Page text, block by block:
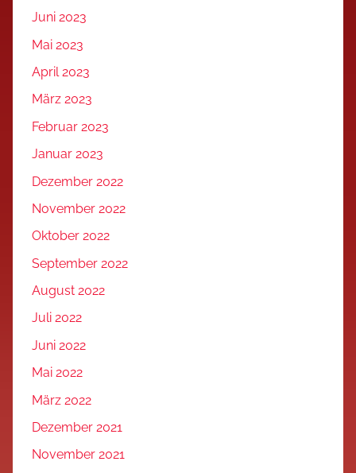
Juni 2023
Mai 2023
April 2023
März 2023
Februar 2023
Januar 2023
Dezember 2022
November 2022
Oktober 2022
September 2022
August 2022
Juli 2022
Juni 2022
Mai 2022
März 2022
Dezember 2021
November 2021